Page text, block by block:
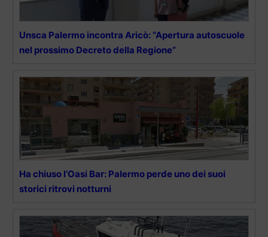
Unsca Palermo incontra Aricò: “Apertura autoscuole
nel prossimo Decreto della Regione”
Ha chiuso l’Oasi Bar: Palermo perde uno dei suoi
storici ritrovi notturni